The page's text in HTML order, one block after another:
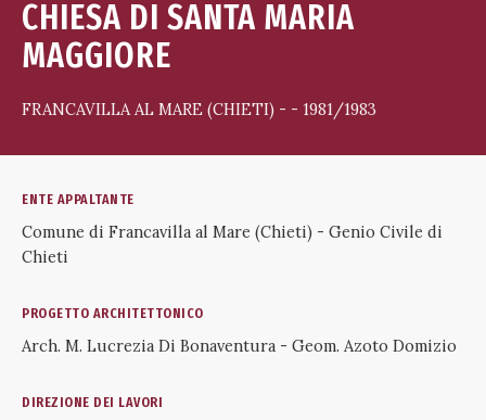
CHIESA DI SANTA MARIA
MAGGIORE
FRANCAVILLA AL MARE (CHIETI) - - 1981/1983
ENTE APPALTANTE
Comune di Francavilla al Mare (Chieti) - Genio Civile di
Chieti
PROGETTO ARCHITETTONICO
Arch. M. Lucrezia Di Bonaventura - Geom. Azoto Domizio
DIREZIONE DEI LAVORI